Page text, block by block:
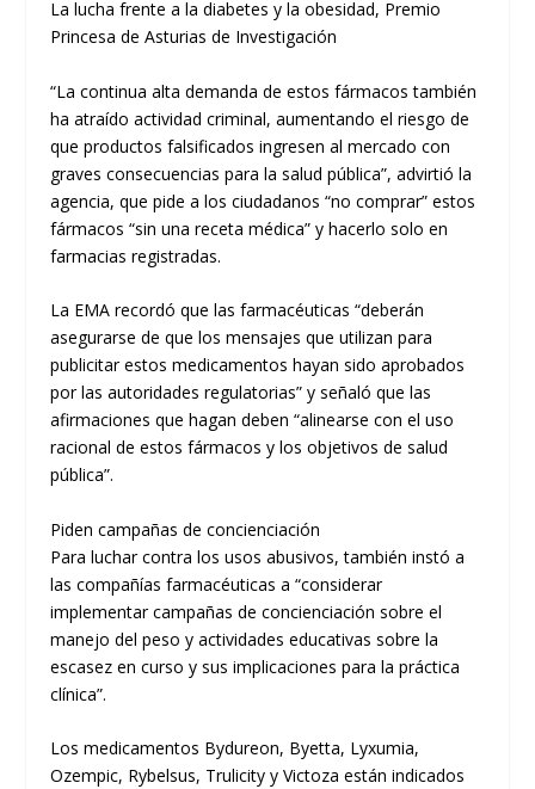
La lucha frente a la diabetes y la obesidad, Premio
Princesa de Asturias de Investigación
“La continua alta demanda de estos fármacos también
ha atraído actividad criminal, aumentando el riesgo de
que productos falsificados ingresen al mercado con
graves consecuencias para la salud pública”, advirtió la
agencia, que pide a los ciudadanos “no comprar” estos
fármacos “sin una receta médica” y hacerlo solo en
farmacias registradas.
La EMA recordó que las farmacéuticas “deberán
asegurarse de que los mensajes que utilizan para
publicitar estos medicamentos hayan sido aprobados
por las autoridades regulatorias” y señaló que las
afirmaciones que hagan deben “alinearse con el uso
racional de estos fármacos y los objetivos de salud
pública”.
Piden campañas de concienciación
Para luchar contra los usos abusivos, también instó a
las compañías farmacéuticas a “considerar
implementar campañas de concienciación sobre el
manejo del peso y actividades educativas sobre la
escasez en curso y sus implicaciones para la práctica
clínica”.
Los medicamentos Bydureon, Byetta, Lyxumia,
Ozempic, Rybelsus, Trulicity y Victoza están indicados